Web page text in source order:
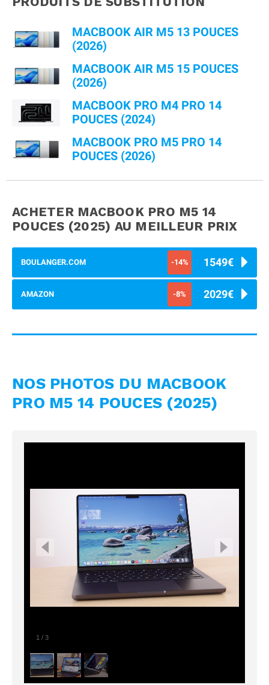
MACBOOK AIR M5 13 POUCES
(2026)
MACBOOK AIR M5 15 POUCES
(2026)
MACBOOK PRO M4 PRO 14
POUCES (2024)
MACBOOK PRO M5 PRO 14
POUCES (2026)
ACHETER MACBOOK PRO M5 14
POUCES (2025) AU MEILLEUR PRIX
BOULANGER.COM -14% 1549€
AMAZON -8% 2029€
NOS PHOTOS DU MACBOOK
PRO M5 14 POUCES (2025)
1 / 3